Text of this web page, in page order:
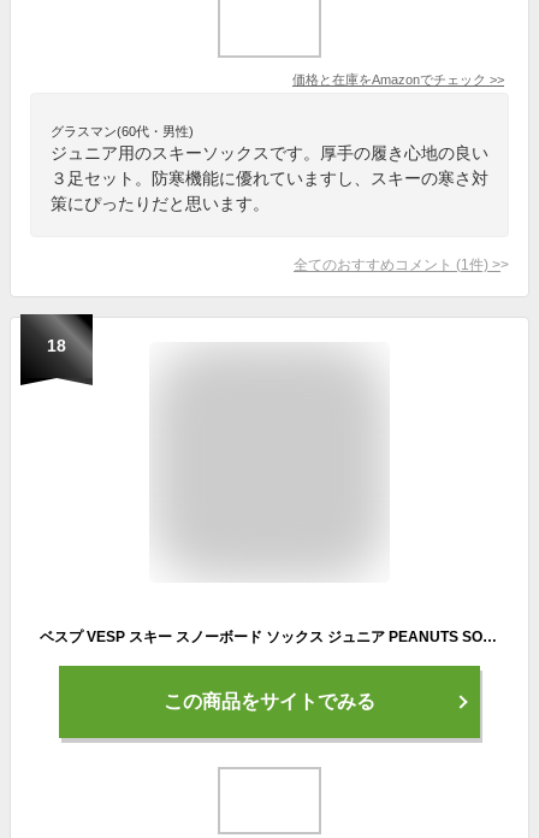
価格と在庫をAmazonでチェック >>
グラスマン(60代・男性)
ジュニア用のスキーソックスです。厚手の履き心地の良い
３足セット。防寒機能に優れていますし、スキーの寒さ対
策にぴったりだと思います。
全てのおすすめコメント (1 件) >
18
ベスプ VESP スキー スノーボード ソックス ジュニア PEANUTS SOCKS ピーナツ SNJK1017
この商品をサイトでみる